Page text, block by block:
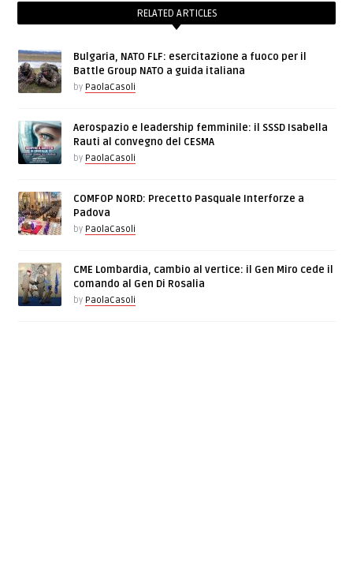
RELATED ARTICLES
Bulgaria, NATO FLF: esercitazione a fuoco per il
Battle Group NATO a guida italiana
by PaolaCasoli
Aerospazio e leadership femminile: il SSSD Isabella
Rauti al convegno del CESMA
by PaolaCasoli
COMFOP NORD: Precetto Pasquale Interforze a
Padova
by PaolaCasoli
CME Lombardia, cambio al vertice: il Gen Miro cede il
comando al Gen Di Rosalia
by PaolaCasoli